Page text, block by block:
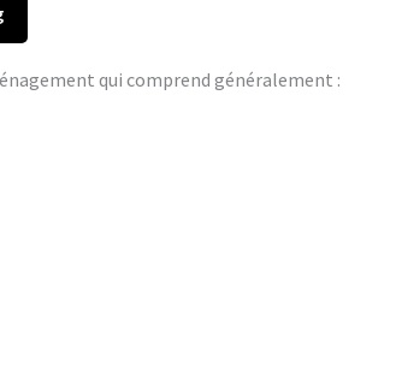
qui comprend généralement :